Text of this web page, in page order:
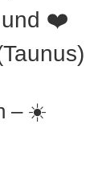
und ❤️
– ☀️